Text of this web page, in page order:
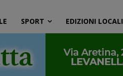
SPORT EDIZIONI LOCALI